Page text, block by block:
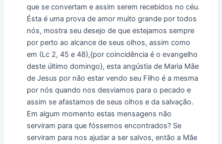
que se convertam e assim serem recebidos no céu.
Ésta é uma prova de amor muito grande por todos
nós, mostra seu desejo de que estejamos sempre
por perto ao alcance de seus olhos, assim como
em (Lc 2, 45 e 48),{por coincidência é o evangelho
deste último domingo}, esta angústia de Maria Mãe
de Jesus por não estar vendo seu Filho é a mesma
por nós quando nos desviamos para o pecado e
assim se afastamos de seus olhos e da salvação.
Em algum momento estas mensagens não
serviram para que fóssemos encontrados? Se
serviram para nos ajudar a ser salvos, então a Mãe